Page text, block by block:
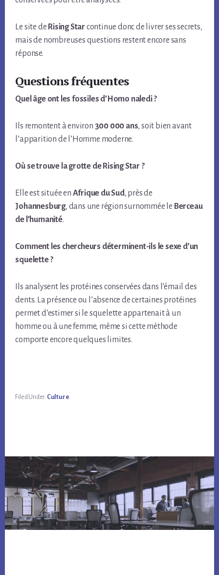
Le site de Rising Star continue donc de livrer ses secrets,
mais de nombreuses questions restent encore sans
réponse.
Questions fréquentes
Quel âge ont les fossiles d’Homo naledi ?
Ils remontent à environ 300 000 ans, soit bien avant
l’apparition de l’Homme moderne.
Où se trouve la grotte de Rising Star ?
Elle est située en Afrique du Sud, près de
Johannesburg, dans une région surnommée le Berceau
de l’humanité.
Comment les chercheurs déterminent-ils le sexe d’un
squelette ?
Ils analysent les protéines conservées dans l’émail des
dents. La présence ou l’absence de certaines protéines
permet d’estimer si le squelette appartenait à un
homme ou à une femme, même si cette méthode
comporte encore quelques limites.
Filed Under: Culture